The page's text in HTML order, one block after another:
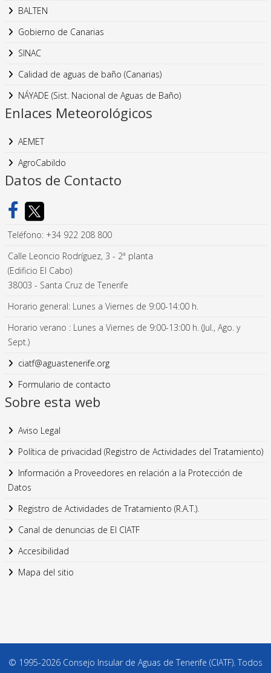
BALTEN
Gobierno de Canarias
SINAC
Calidad de aguas de baño (Canarias)
NÁYADE (Sist. Nacional de Aguas de Baño)
Enlaces Meteorológicos
AEMET
AgroCabildo
Datos de Contacto
Teléfono: +34 922 208 800
Calle Leoncio Rodríguez, 3 - 2ª planta
(Edificio El Cabo)
38003 - Santa Cruz de Tenerife
Horario general: Lunes a Viernes de 9:00-14:00 h.
Horario verano : Lunes a Viernes de 9:00-13:00 h. (Jul., Ago. y
Sept.)
ciatf@aguastenerife.org
Formulario de contacto
Sobre esta web
Aviso Legal
Política de privacidad (Registro de Actividades del Tratamiento)
Información a Proveedores en relación a la Protección de
Datos
Registro de Actividades de Tratamiento (R.A.T.).
Canal de denuncias de El CIATF
Accesibilidad
Mapa del sitio
© 1995-2026 Consejo Insular de Aguas de Tenerife (CIATF). Todos